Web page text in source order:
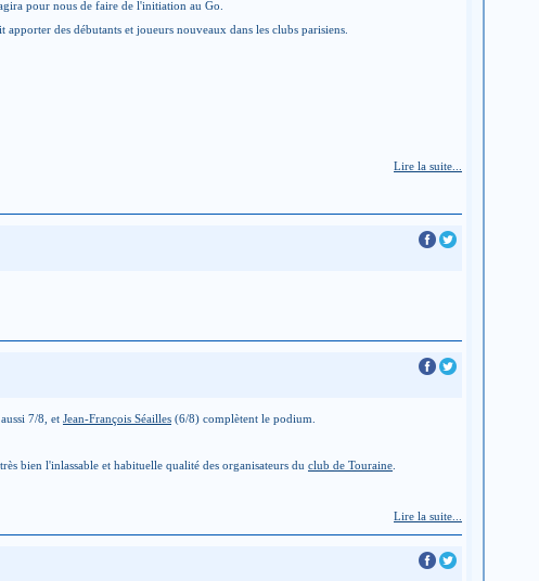
pour nous de faire de l'initiation au Go.
des débutants et joueurs nouveaux dans les clubs parisiens.
Lire la suite...
7/8, et Jean-François Séailles (6/8) complètent le podium.
bien l'inlassable et habituelle qualité des organisateurs du club de Touraine.
Lire la suite...